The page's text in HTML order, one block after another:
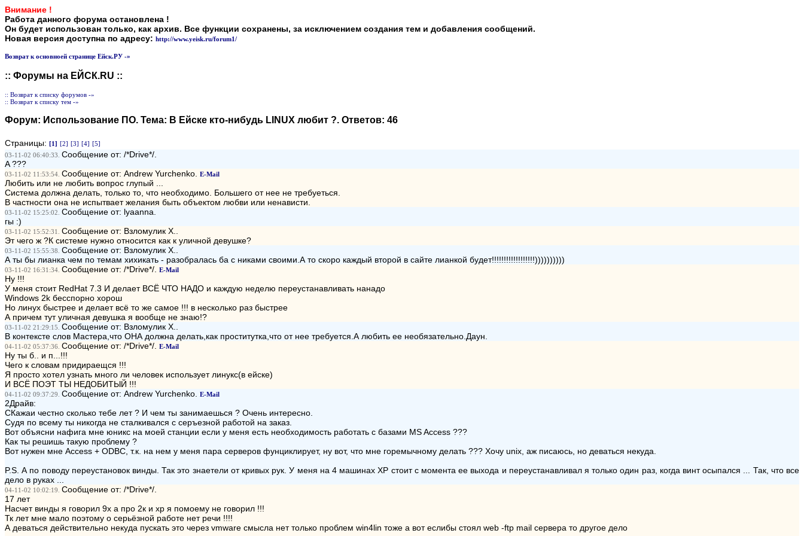
Внимание !
Работа данного форума остановлена !
Он будет использован только, как архив. Все функции сохранены, за исключением создания тем и добавления сообщений.
Новая версия доступна по адресу: http://www.yeisk.ru/forum1/
Возврат к основноей странице Ейск.РУ -»
:: Форумы на ЕЙСК.RU ::
:: Возврат к списку форумов -»
:: Возврат к списку тем -»
Форум: Использование ПО. Тема: В Ейске кто-нибудь LINUX любит ?. Ответов: 46
Страницы: [1] [2] [3] [4] [5]
03-11-02 06:40:33. Сообщение от: /*Drive*/.
A ???
03-11-02 11:53:54. Сообщение от: Andrew Yurchenko. E-Mail
Любить или не любить вопрос глупый ...
Система должна делать, только то, что необходимо. Большего от нее не требуеться.
В частности она не испытвает желания быть объектом любви или ненависти.
03-11-02 15:25:02. Сообщение от: lyaanna.
гы :)
03-11-02 15:52:31. Сообщение от: Взломулик Х..
Эт чего ж ?К системе нужно относится как к уличной девушке?
03-11-02 15:55:38. Сообщение от: Взломулик Х..
А ты бы лианка чем по темам хихикать - разобралась ба с никами своими.А то скоро каждый второй в сайте лианкой будет!!!!!!!!!!!!!!!!!!))))))))))
03-11-02 16:31:34. Сообщение от: /*Drive*/. E-Mail
Ну !!!
У меня стоит RedHat 7.3 И делает ВСЁ ЧТО НАДО и каждую неделю переустанавливать нанадо
Windows 2k бесспорно хорош
Но линух быстрее и делает всё то же самое !!! в несколько раз быстрее
А причем тут уличная девушка я вообще не знаю!?
03-11-02 21:29:15. Сообщение от: Взломулик Х..
В контексте слов Мастера,что ОНА должна делать,как проститутка,что от нее требуется.А любить ее необязательно.Даун.
04-11-02 05:37:36. Сообщение от: /*Drive*/. E-Mail
Ну ты б.. и п...!!!
Чего к словам придираещся !!!
Я просто хотел узнать много ли человек использует линукс(в ейске)
И ВСЁ ПОЭТ ТЫ НЕДОБИТЫЙ !!!
04-11-02 09:37:29. Сообщение от: Andrew Yurchenko. E-Mail
2Драйв:
СКажаи честно сколько тебе лет ? И чем ты занимаешься ? Очень интересно.
Судя по всему ты никогда не сталкивался с серъезной работой на заказ.
Вот объясни нафига мне юникс на моей станции если у меня есть необходимость работать с базами MS Access ???
Как ты решишь такую проблему ?
Вот нужен мне Access + ODBC, т.к. на нем у меня пара серверов фунциклирует, ну вот, что мне горемычному делать ??? Хочу unix, аж писаюсь, но деваться некуда.
P.S. А по поводу переустановок винды. Так это знаетели от кривых рук. У меня на 4 машинах ХР стоит с момента ее выхода и переустанавливал я только один раз, когда винт осыпался ... Так, что все
дело в руках ...
04-11-02 10:02:19. Сообщение от: /*Drive*/.
17 лет
Насчет винды я говорил 9х а про 2к и хр я помоему не говорил !!!
Тк лет мне мало поэтому о серьёзной работе нет речи !!!!
А деваться действительно некуда пускать это через vmware смысла нет только проблем win4lin тоже а вот еслибы стоял web -ftp mail сервера то другое дело